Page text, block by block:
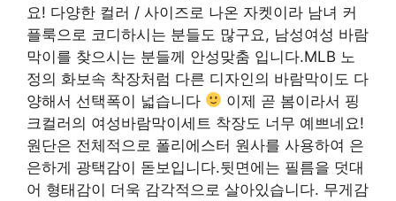
요! 다양한 컬러 / 사이즈로 나온 자켓이라 남녀 커
플룩으로 코디하시는 분들도 많구요, 남성여성 바람
막이를 찾으시는 분들께 안성맞춤 입니다.MLB 노
정의 화보속 착장처럼 다른 디자인의 바람막이도 다
양해서 선택폭이 넓습니다
이제 곧 봄이라서 핑
크컬러의 여성바람막이세트 착장도 너무 예쁘네요!
원단은 전체적으로 폴리에스터 원사를 사용하여 은
은하게 광택감이 돋보입니다.뒷면에는 필름을 덧대
어 형태감이 더욱 감각적으로 살아있습니다. 무게감